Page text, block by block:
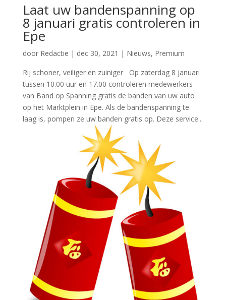
Laat uw bandenspanning op
8 januari gratis controleren in
Epe
door Redactie | dec 30, 2021 | Nieuws, Premium
Rij schoner, veiliger en zuiniger Op zaterdag 8 januari
tussen 10.00 uur en 17.00 controleren medewerkers
van Band op Spanning gratis de banden van uw auto
op het Marktplein in Epe. Als de bandenspanning te
laag is, pompen ze uw banden gratis op. Deze service...